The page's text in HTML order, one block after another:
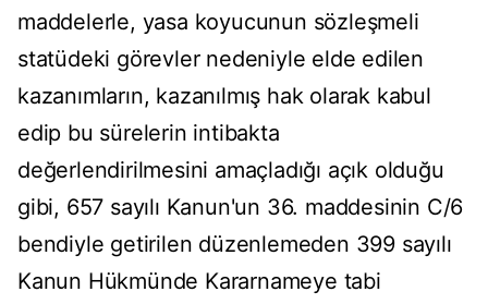
maddelerle, yasa koyucunun sözleşmeli
statüdeki görevler nedeniyle elde edilen
kazanımların, kazanılmış hak olarak kabul
edip bu sürelerin intibakta
değerlendirilmesini amaçladığı açık olduğu
gibi, 657 sayılı Kanun'un 36. maddesinin C/6
bendiyle getirilen düzenlemeden 399 sayılı
Kanun Hükmünde Kararnameye tabi